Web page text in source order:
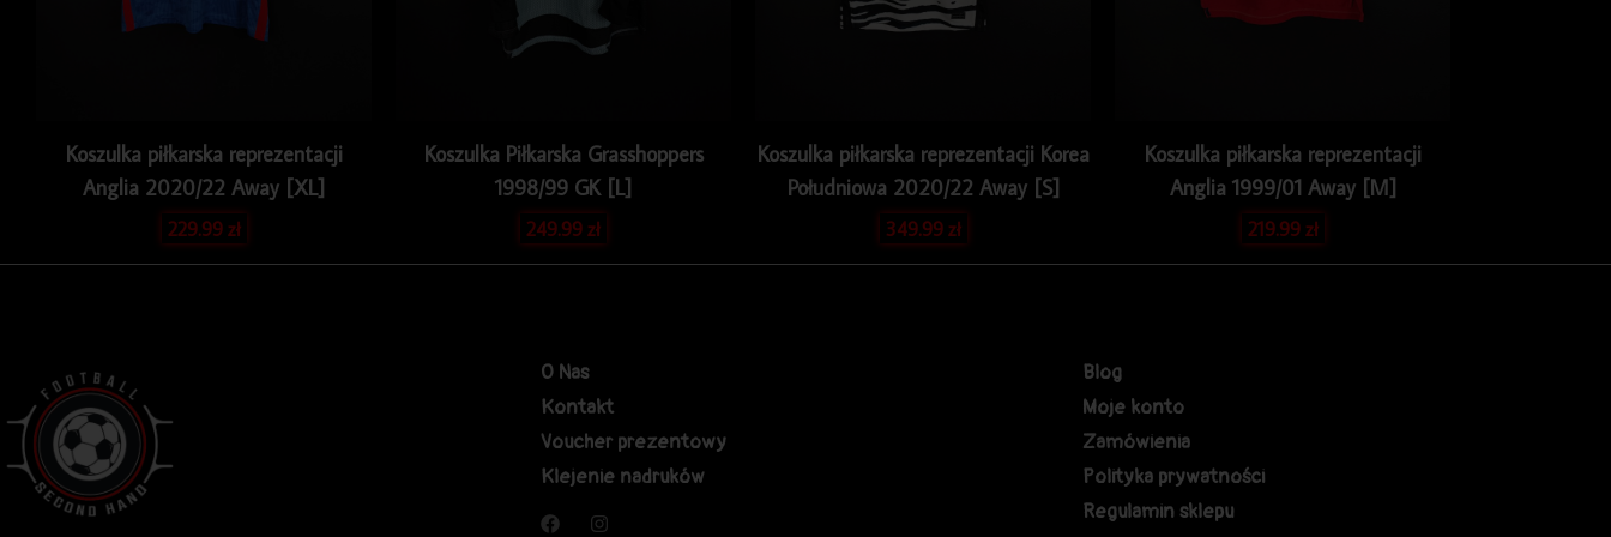
Koszulka piłkarska reprezentacji
Anglia 2020/22 Away [XL]
229.99zł
Koszulka Piłkarska Grasshoppers
1998/99 GK [L]
249.99zł
Koszulka piłkarska reprezentacji Korea
Południowa 2020/22 Away [S]
349.99zł
Koszulka piłkarska reprezentacji
Anglia 1999/01 Away [M]
219.99zł
O Nas
Kontakt
Voucher prezentowy
Klejenie nadruków
Blog
Moje konto
Zamówienia
Polityka prywatności
Regulamin sklepu